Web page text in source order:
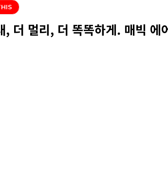
, 더 멀리, 더 똑똑하게. 매빅 에